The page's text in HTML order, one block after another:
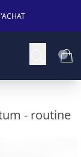
- routine